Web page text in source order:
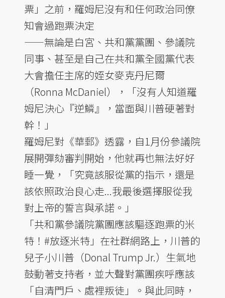
票」之前，羅姆尼沒有和任何政治同僚
知會過跑票決定
——無論是白宮、共和黨黨團、參議院
同事、甚至是自己在共和黨全國黨代表
大會擔任主席的姪女麥克丹尼爾
（Ronna McDaniel），「沒有人知道羅
姆尼決心『逆鱗』，當面與川普硬著對
幹！」
羅姆尼對《華郵》透露，自1月份參議院
展開彈劾審判開始，他就再也無法好好
睡一覺，「究竟該服從黨的指示，還是
該依照政治良心走...我最後選擇服從我
對上帝的誓言與承諾。」
「共和黨參議院黨團應該驅逐跑票的米
特！#放逐米特」在社群網路上，川普的
兒子小川普（Donal Trump Jr.）生氣地
鼓動著支持者，並大聲對黨團疾呼應該
「自清門戶、處裡叛徒」。與此同時，